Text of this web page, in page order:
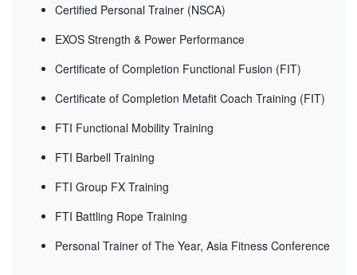
Certified Personal Trainer (NSCA)
EXOS Strength & Power Performance
Certificate of Completion Functional Fusion (FIT)
Certificate of Completion Metafit Coach Training (FIT)
FTI Functional Mobility Training
FTI Barbell Training
FTI Group FX Training
FTI Battling Rope Training
Personal Trainer of The Year, Asia Fitness Conference